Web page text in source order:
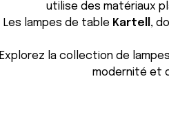
utilise des matériaux
Les lampes de table Kartell ,
Explorez la collection de lampes
modernité et